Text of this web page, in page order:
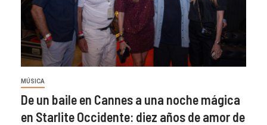
MÚSICA
De un baile en Cannes a una noche mágica
en Starlite Occidente: diez años de amor de